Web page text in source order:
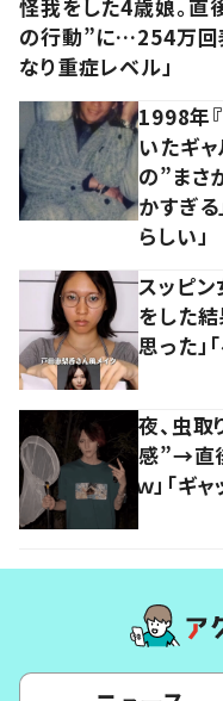
怪我をした4歳娘。直
の行動”に…254万回表
なり重症レベル」
1998年
いたギ
の”まさ
かすぎる
らしい」
スッピ
をした
思った」
夜、虫
感”→直
ｗ」「ギ